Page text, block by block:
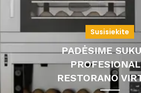
Susisiekite
PADĖSIME
RESTORANO